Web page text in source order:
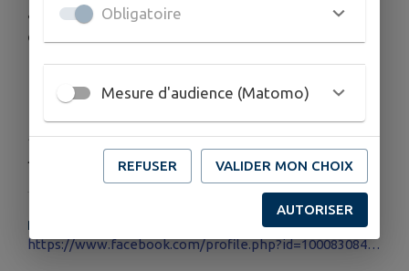
aider à trouver le ou la futur(e) professionnel(le)
qui rejoindra l’équipe !
Télécharger la pièce jointe
Publié par SPEEJ : Service Petite Enfance et
PLUS D'INFORMATIONS
https://www.facebook.com/profile.php?id=100083084292246
Obligatoire
Mesure d'audience (Matomo)
REFUSER VALIDER MON CHOIX
AUTORISER